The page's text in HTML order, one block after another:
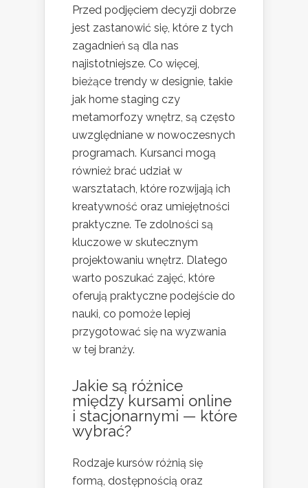
Przed podjęciem decyzji dobrze
jest zastanowić się, które z tych
zagadnień są dla nas
najistotniejsze. Co więcej,
bieżące trendy w designie, takie
jak home staging czy
metamorfozy wnętrz, są często
uwzględniane w nowoczesnych
programach. Kursanci mogą
również brać udział w
warsztatach, które rozwijają ich
kreatywność oraz umiejętności
praktyczne. Te zdolności są
kluczowe w skutecznym
projektowaniu wnętrz. Dlatego
warto poszukać zajęć, które
oferują praktyczne podejście do
nauki, co pomoże lepiej
przygotować się na wyzwania
w tej branży.
Jakie są różnice
między kursami online
i stacjonarnymi — które
wybrać?
Rodzaje kursów różnią się
formą, dostępnością oraz